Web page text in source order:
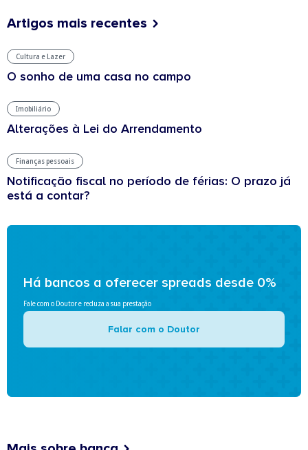
Artigos mais recentes
Cultura e Lazer
O sonho de uma casa no campo
Imobiliário
Alterações à Lei do Arrendamento
Finanças pessoais
Notificação fiscal no período de férias: O prazo já
está a contar?
Há bancos a oferecer spreads desde 0%
Fale com o Doutor e reduza a sua prestação
Falar com o Doutor